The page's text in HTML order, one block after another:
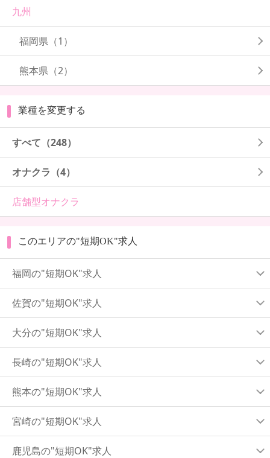
九州
福岡県 （1）
熊本県 （2）
業種を変更する
すべて（248）
オナクラ（4）
店舗型オナクラ
このエリアの"短期OK"求人
福岡の"短期OK"求人
佐賀の"短期OK"求人
大分の"短期OK"求人
長崎の"短期OK"求人
熊本の"短期OK"求人
宮崎の"短期OK"求人
鹿児島の"短期OK"求人